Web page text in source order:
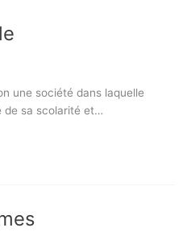
une société dans laquelle
de sa scolarité et…